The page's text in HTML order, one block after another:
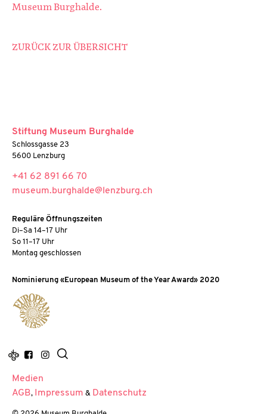
Museum Burghalde.
ZURÜCK ZUR ÜBERSICHT
Stiftung Museum Burghalde
Schlossgasse 23
5600 Lenzburg
+41 62 891 66 70
museum.burghalde@lenzburg.ch
Reguläre Öffnungszeiten
Di–Sa 14–17 Uhr
So 11–17 Uhr
Montag geschlossen
Nominierung «European Museum of the Year Award» 2020
Medien
AGB, Impressum & Datenschutz